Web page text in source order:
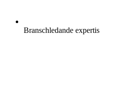
Branschledande expertis